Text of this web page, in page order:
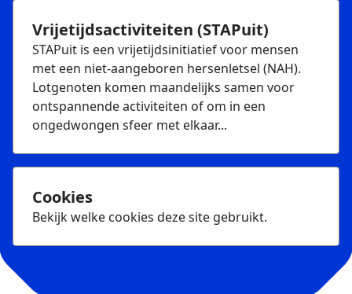
Vrijetijdsactiviteiten (STAPuit)
STAPuit is een vrijetijdsinitiatief voor mensen
met een niet-aangeboren hersenletsel (NAH).
Lotgenoten komen maandelijks samen voor
ontspannende activiteiten of om in een
ongedwongen sfeer met elkaar...
Cookies
Bekijk welke cookies deze site gebruikt.